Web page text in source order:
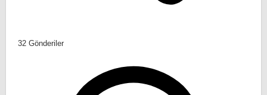
32 Gönderiler